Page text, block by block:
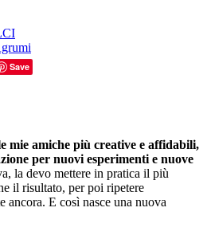
Save
mie amiche più creative e affidabili,
per nuovi esperimenti e nuove
la devo mettere in pratica il più
il risultato, per poi ripetere
ancora. E così nasce una nuova